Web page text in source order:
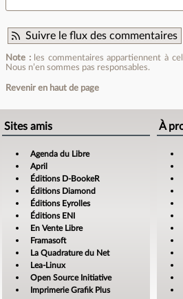
Suivre le flux des commentaires
Note :les commentaires appartiennent à
Nous n’en sommes pas responsables.
Revenir en haut de page
Sites amis
Agenda du Libre
April
Éditions D-BookeR
Éditions Diamond
Éditions Eyrolles
Éditions ENI
En Vente Libre
Framasoft
La Quadrature du Net
Lea-Linux
Open Source Initiative
Imprimerie Grafik Plus
À